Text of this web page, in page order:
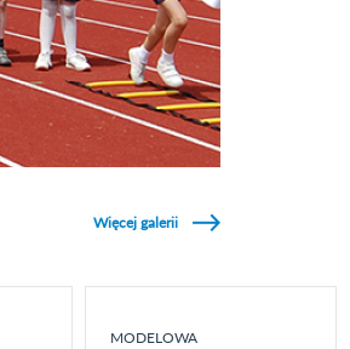
Więcej galerii
MODELOWA